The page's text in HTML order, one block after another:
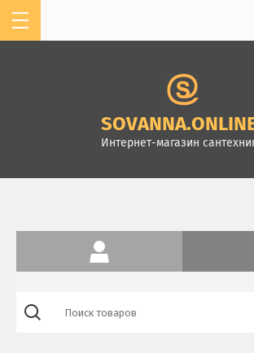
Интернет-магазин
г. Санкт-Петербург,
Комендантский пр.4, ТК